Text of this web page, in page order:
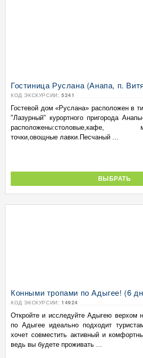
Гостиница Руслана (Анапа, п.
КОД ЭКСКУРСИИ: 5241
Гостевой дом «Руслана» расположен в
"Лазурный" курортного пригорода
расположены:столовые,кафе,
точки,овощные лавки.Песчаный ...
ВЫБРАТЬ
Конными тропами по Адыгее! (6
КОД ЭКСКУРСИИ: 14924
Откройте и исследуйте Адыгею верхом
по Адыгее идеально подходит
хочет совместить активный и
ведь вы будете проживать ...